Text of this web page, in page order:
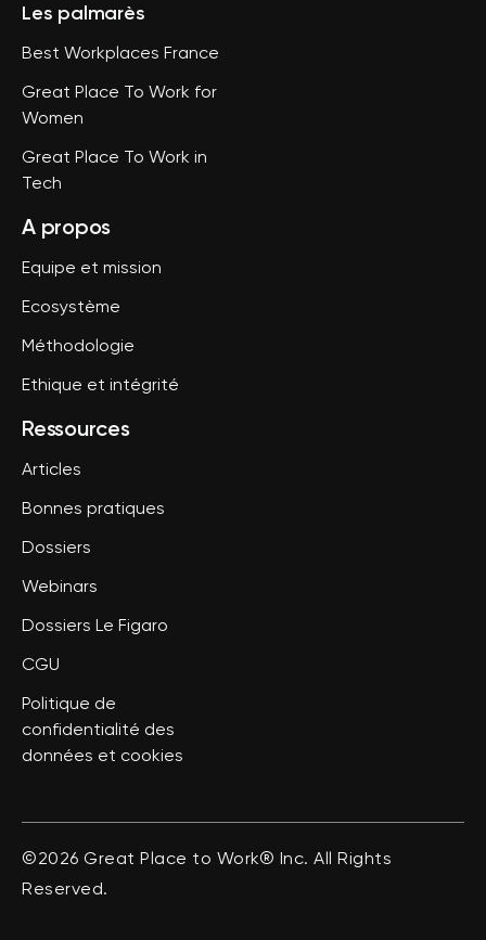
Les palmarès
Best Workplaces France
Great Place To Work for
Women
Great Place To Work in
Tech
A propos
Equipe et mission
Ecosystème
Méthodologie
Ethique et intégrité
Ressources
Articles
Bonnes pratiques
Dossiers
Webinars
Dossiers Le Figaro
CGU
Politique de
confidentialité des
données et cookies
©2026 Great Place to Work® Inc. All Rights
Reserved.